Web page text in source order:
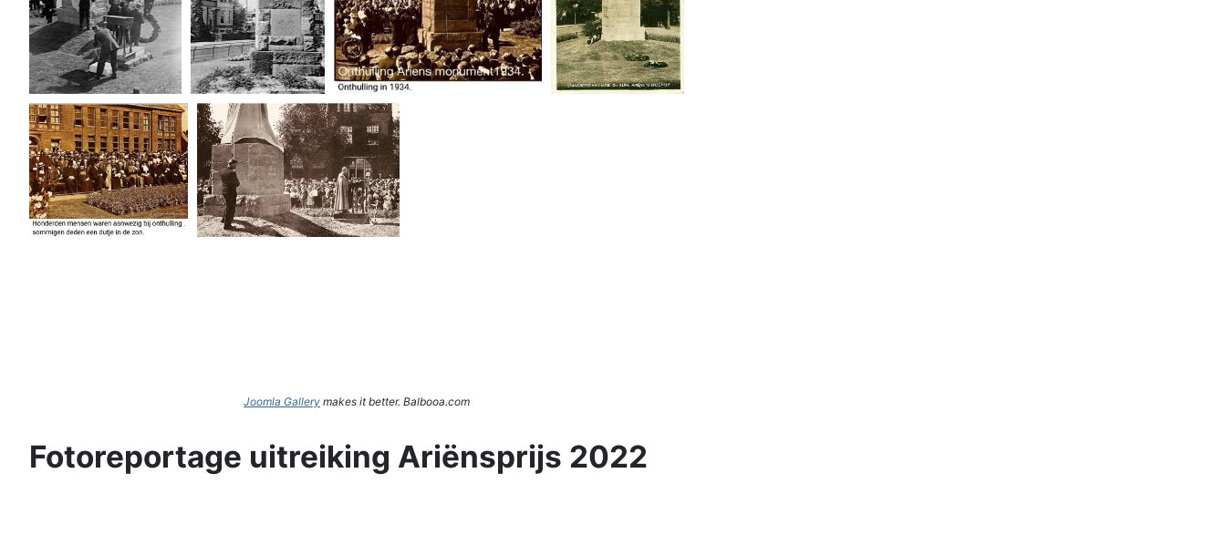
Joomla Gallery makes it better. Balbooa.com
Fotoreportage uitreiking Ariënsprijs 2022